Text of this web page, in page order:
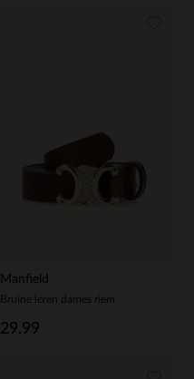
Manfield
Bruine leren dames riem
29.99